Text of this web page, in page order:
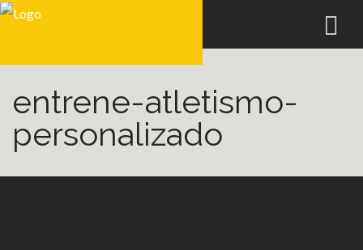
entrene-atletismo-
personalizado